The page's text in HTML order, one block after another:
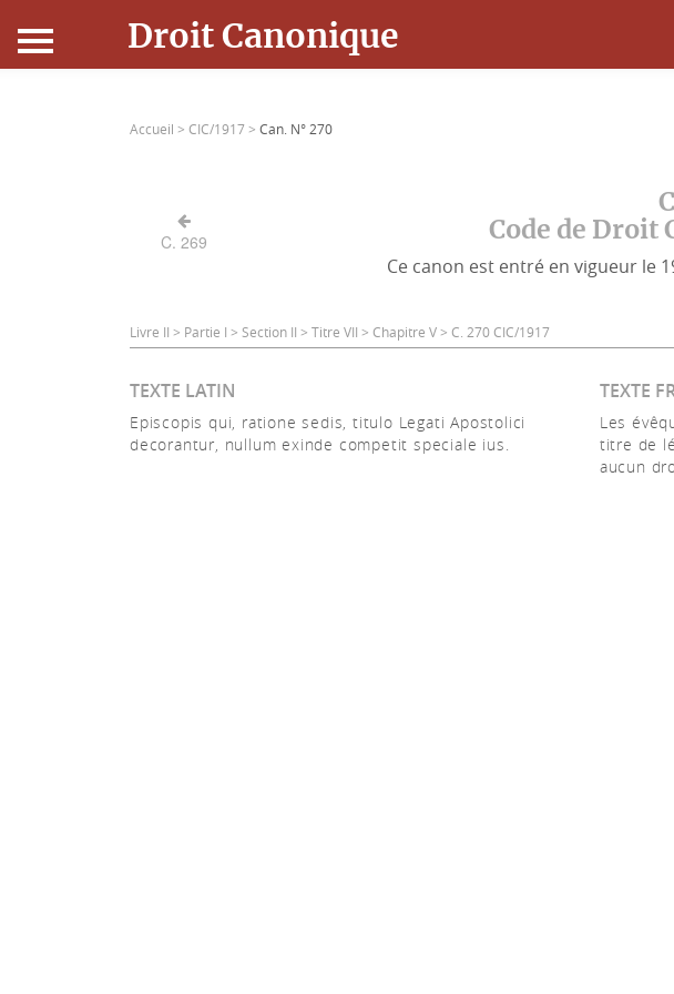
Droit Canonique
Connexion
Accueil > CIC/1917 > Can. N° 270
C. 269
Code de Droit
Ce canon est entré en vigueur le
Livre II > Partie I > Section II > Titre VII > Chapitre V > C. 270 CIC/1917
TEXTE LATIN
Episcopis qui, ratione sedis, titulo Legati Apostolici
decorantur, nullum exinde competit speciale ius.
TEXTE
Les
titre de
aucun